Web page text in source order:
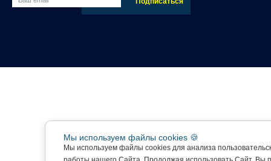
Мы используем файлы cookies 🍪
Мы используем файлы cookies для анализа